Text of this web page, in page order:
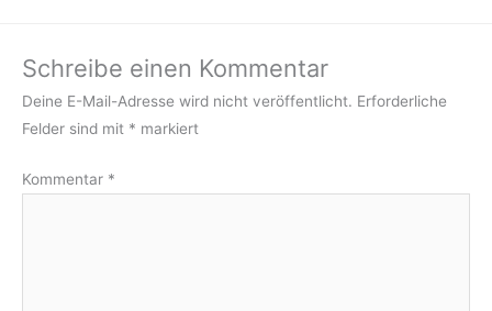
Schreibe einen Kommentar
Deine E-Mail-Adresse wird nicht veröffentlicht. Erforderliche
Felder sind mit * markiert
Kommentar *